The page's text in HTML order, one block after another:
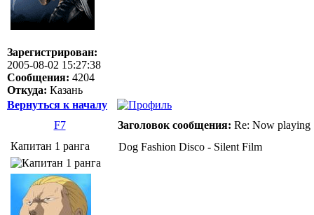
Зарегистрирован:
2005-08-02 15:27:38
Сообщения: 4204
Откуда: Казань
Вернуться к началу
F7
Заголовок сообщения: Re: Now playing
Капитан 1 ранга
Dog Fashion Disco - Silent Film